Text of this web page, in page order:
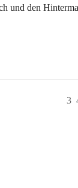
und den
3